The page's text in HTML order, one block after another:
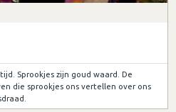
Sprookjes zijn goud waard. De
die sprookjes ons vertellen over ons